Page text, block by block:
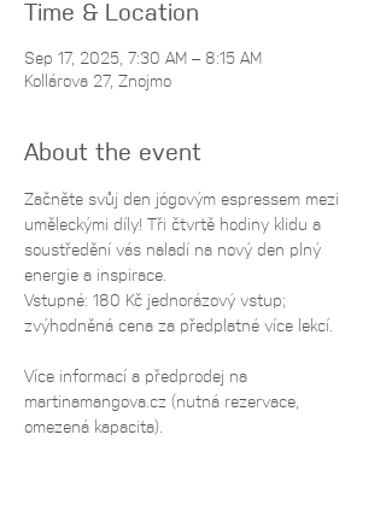
Time & Location
Sep 17, 2025, 7:30 AM – 8:15 AM
Kollárova 27, Znojmo
About the event
Začněte svůj den jógovým espressem mezi
uměleckými díly! Tři čtvrtě hodiny klidu a
soustředění vás naladí na nový den plný
energie a inspirace.
Vstupné: 180 Kč jednorázový vstup;
zvýhodněná cena za předplatné více lekcí.
Více informací a předprodej na
martinamangova.cz (nutná rezervace,
omezená kapacita).